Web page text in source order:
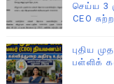
செய்ய 3
CEO
புதிய
பள்ளிக்